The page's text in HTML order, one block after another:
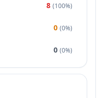
8 (100%)
0 (0%)
0 (0%)